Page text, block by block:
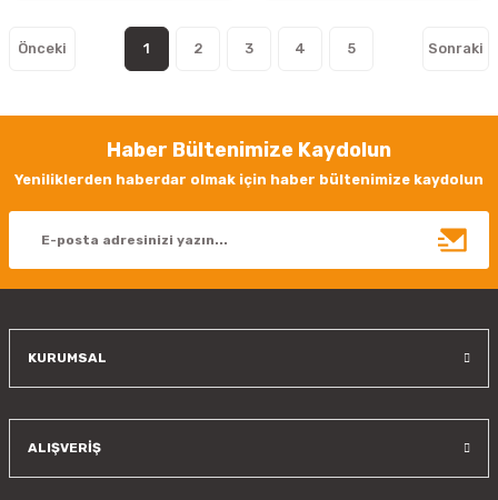
1 2 3 4 5
Haber Bültenimize Kaydolun
Yeniliklerden haberdar olmak için haber bültenimize kaydolun
KURUMSAL
ALIŞVERİŞ